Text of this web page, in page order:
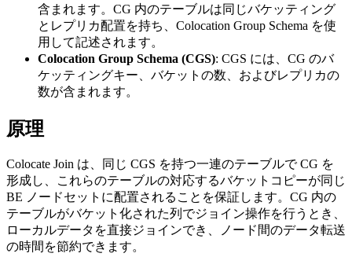
含まれます。CG 内のテーブルは同じバケッティング
とレプリカ配置を持ち、Colocation Group Schema を使
用して記述されます。
Colocation Group Schema (CGS): CGS には、CG のバ
ケッティングキー、バケットの数、およびレプリカの
数が含まれます。
原理
Colocate Join は、同じ CGS を持つ一連のテーブルで CG を
形成し、これらのテーブルの対応するバケットコピーが同じ
BE ノードセットに配置されることを保証します。CG 内の
テーブルがバケット化された列でジョイン操作を行うとき、
ローカルデータを直接ジョインでき、ノード間のデータ転送
の時間を節約できます。